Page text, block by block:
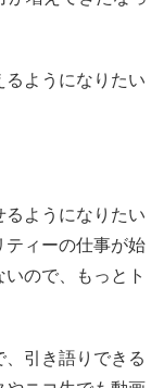
ようになりたい
ようになりたい
ティーの仕事が始
ので、もっとト
引き語りできる